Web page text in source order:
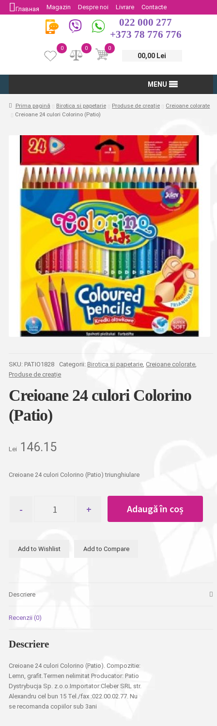
Главная Magazin Despre noi Livrare
Contacte
Protectia Consumatorului
Întoarcere
022 000 277
+373 78 776 776
0
00,00 Lei
0
0
MENU
Prima pagină Birotica si papetarie Produse de creație
Creioane colorate
Creioane 24 culori Colorino (Patio)
SKU: PATIO1828 Categorii:Birotica si papetarie,Creioane colorate,
Produse de creație
Creioane 24 culori Colorino
(Patio)
Lei 146.15
Creioane 24 culori Colorino (Patio) triunghiulare
Creioane
(Patio)
Adaugă în coș
Add to Wishlist Add to Compare
Descriere
Recenzii (0)
Descriere
Creioane 24 culori Colorino (Patio). Compozitie:
Lemn, grafit.Termen nelimitat Producator: Patio
Dystrybucja Sp. z.o.o.Importator:Cleber SRL str.
Alexandru cel bun 15 Tel./fax :022.00.02.77. Nu
se recomanda copiilor sub 3ani